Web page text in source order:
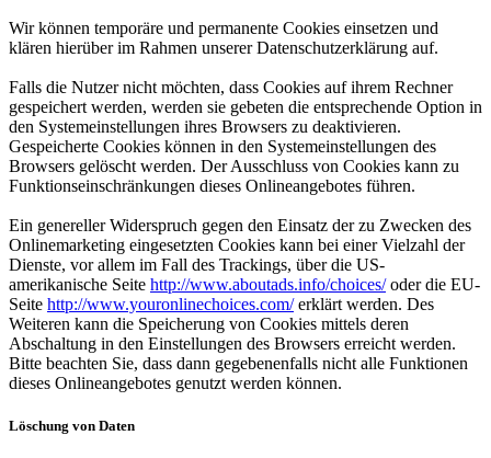
Wir können temporäre und permanente Cookies einsetzen und
klären hierüber im Rahmen unserer Datenschutzerklärung auf.
Falls die Nutzer nicht möchten, dass Cookies auf ihrem Rechner
gespeichert werden, werden sie gebeten die entsprechende Option in
den Systemeinstellungen ihres Browsers zu deaktivieren.
Gespeicherte Cookies können in den Systemeinstellungen des
Browsers gelöscht werden. Der Ausschluss von Cookies kann zu
Funktionseinschränkungen dieses Onlineangebotes führen.
Ein genereller Widerspruch gegen den Einsatz der zu Zwecken des
Onlinemarketing eingesetzten Cookies kann bei einer Vielzahl der
Dienste, vor allem im Fall des Trackings, über die US-
amerikanische Seite http://www.aboutads.info/choices/oder die EU-
Seite http://www.youronlinechoices.com/erklärt werden. Des
Weiteren kann die Speicherung von Cookies mittels deren
Abschaltung in den Einstellungen des Browsers erreicht werden.
Bitte beachten Sie, dass dann gegebenenfalls nicht alle Funktionen
dieses Onlineangebotes genutzt werden können.
Löschung von Daten